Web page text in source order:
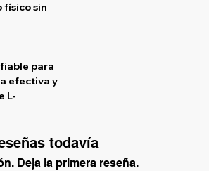
físico sin
para
efectiva y
L-
todavía
Deja la primera reseña.